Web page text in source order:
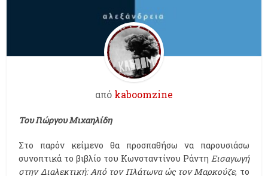
από kaboomzine
Του Γιώργου Μιχαηλίδη
Στο παρόν κείμενο θα προσπαθήσω να παρουσιάσω
συνοπτικά το βιβλίο του Κωνσταντίνου Ράντη Εισαγωγή
στην Διαλεκτική: Από τον Πλάτωνα ώς τον Μαρκούζε, το